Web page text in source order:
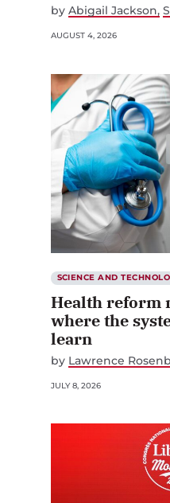
by Abigail Jackson
AUGUST 4, 2026
SCIENCE AND
Health reform
where the
learn
by Lawrence
JULY 8, 2026